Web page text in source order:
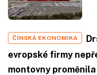
ČÍNSKÁ EKONOMIKA
evropské firmy
montovny